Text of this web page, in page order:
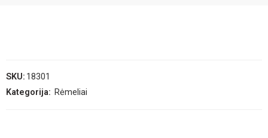
SKU: 18301
Kategorija: Rėmeliai